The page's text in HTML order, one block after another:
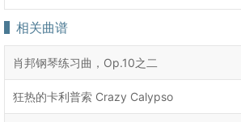
相关曲谱
肖邦钢琴练习曲，Op.10之二
狂热的卡利普索 Crazy Calypso